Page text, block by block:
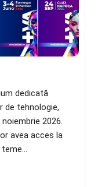
dedicată
de tehnologie,
2026.
avea acces la